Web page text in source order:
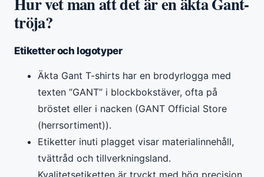
tröja?
Etiketter och logotyper
Äkta Gant T-shirts har en brodyrlogga med
texten ”GANT” i blockbokstäver, ofta på
bröstet eller i nacken (GANT Official Store
(herrsortiment)).
Etiketter inuti plagget visar materialinnehåll,
tvättråd och tillverkningsland.
Kvalitetsetiketten är tryckt med hög precision.